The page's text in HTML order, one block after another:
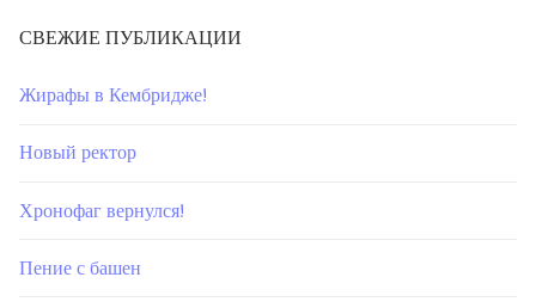
СВЕЖИЕ ПУБЛИКАЦИИ
Жирафы в Кембридже!
Новый ректор
Хронофаг вернулся!
Пение с башен